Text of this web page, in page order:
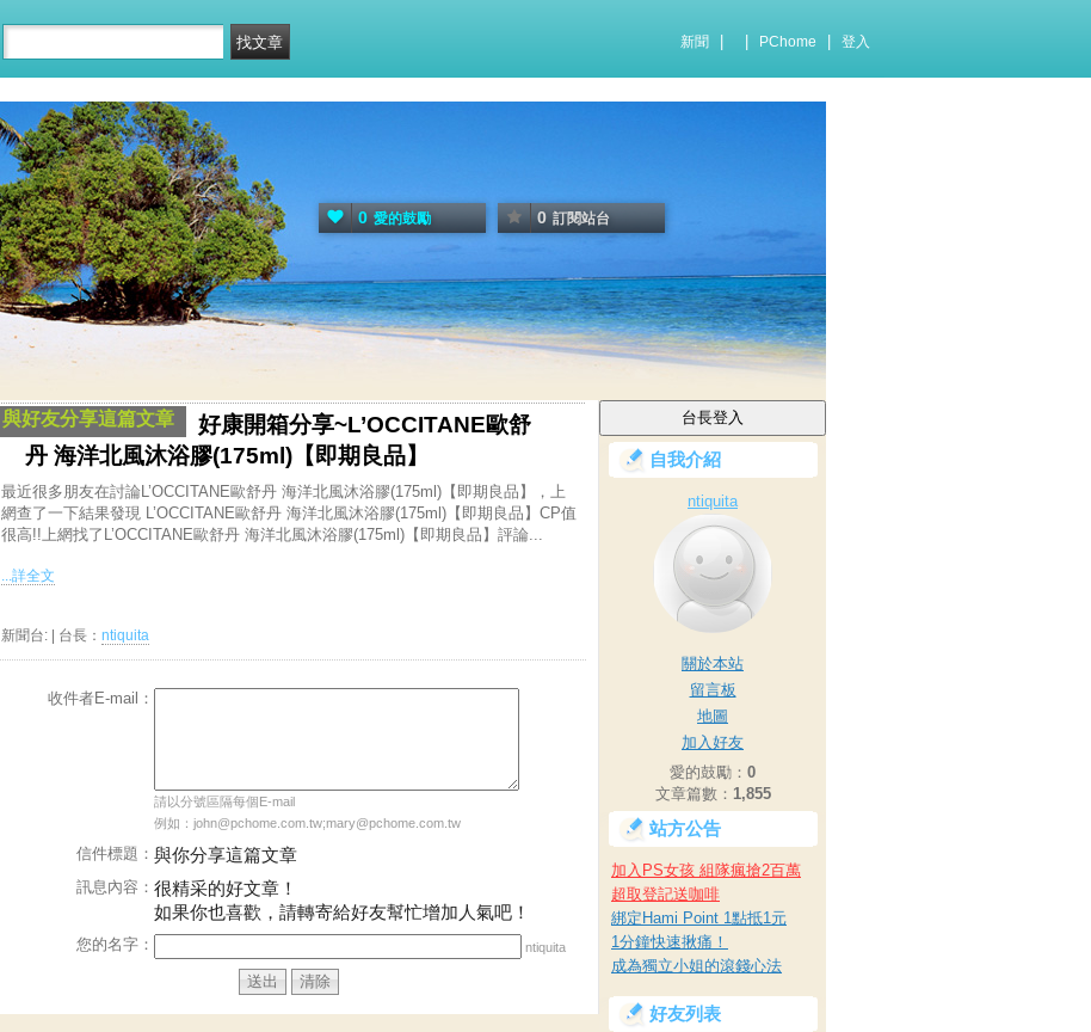
新聞 PChome 登入
0 愛的鼓勵 0 訂閱站台
與好友分享這篇文章
好康開箱分享~L’OCCITANE歐舒
丹 海洋北風沐浴膠(175ml)【即期良品】
最近很多朋友在討論L’OCCITANE歐舒丹 海洋北風沐浴膠(175ml)【即期良品】，上
網查了一下結果發現 L’OCCITANE歐舒丹 海洋北風沐浴膠(175ml)【即期良品】CP值
很高!!上網找了L’OCCITANE歐舒丹 海洋北風沐浴膠(175ml)【即期良品】評論...
...詳全文
新聞台: | 台長： ntiquita
收件者E-mail：
請以分號區隔每個E-mail
例如：john@pchome.com.tw;mary@pchome.com.tw
信件標題： 與你分享這篇文章
訊息內容： 很精采的好文章！
如果你也喜歡，請轉寄給好友幫忙增加人氣吧！
您的名字： ntiquita
自我介紹
ntiquita
關於本站
留言板
地圖
加入好友
愛的鼓勵： 0
文章篇數： 1,855
站方公告
加入PS女孩 組隊瘋搶2百萬
超取登記送咖啡
綁定Hami Point 1點抵1元
1分鐘快速揪痛！
成為獨立小姐的滾錢心法
好友列表